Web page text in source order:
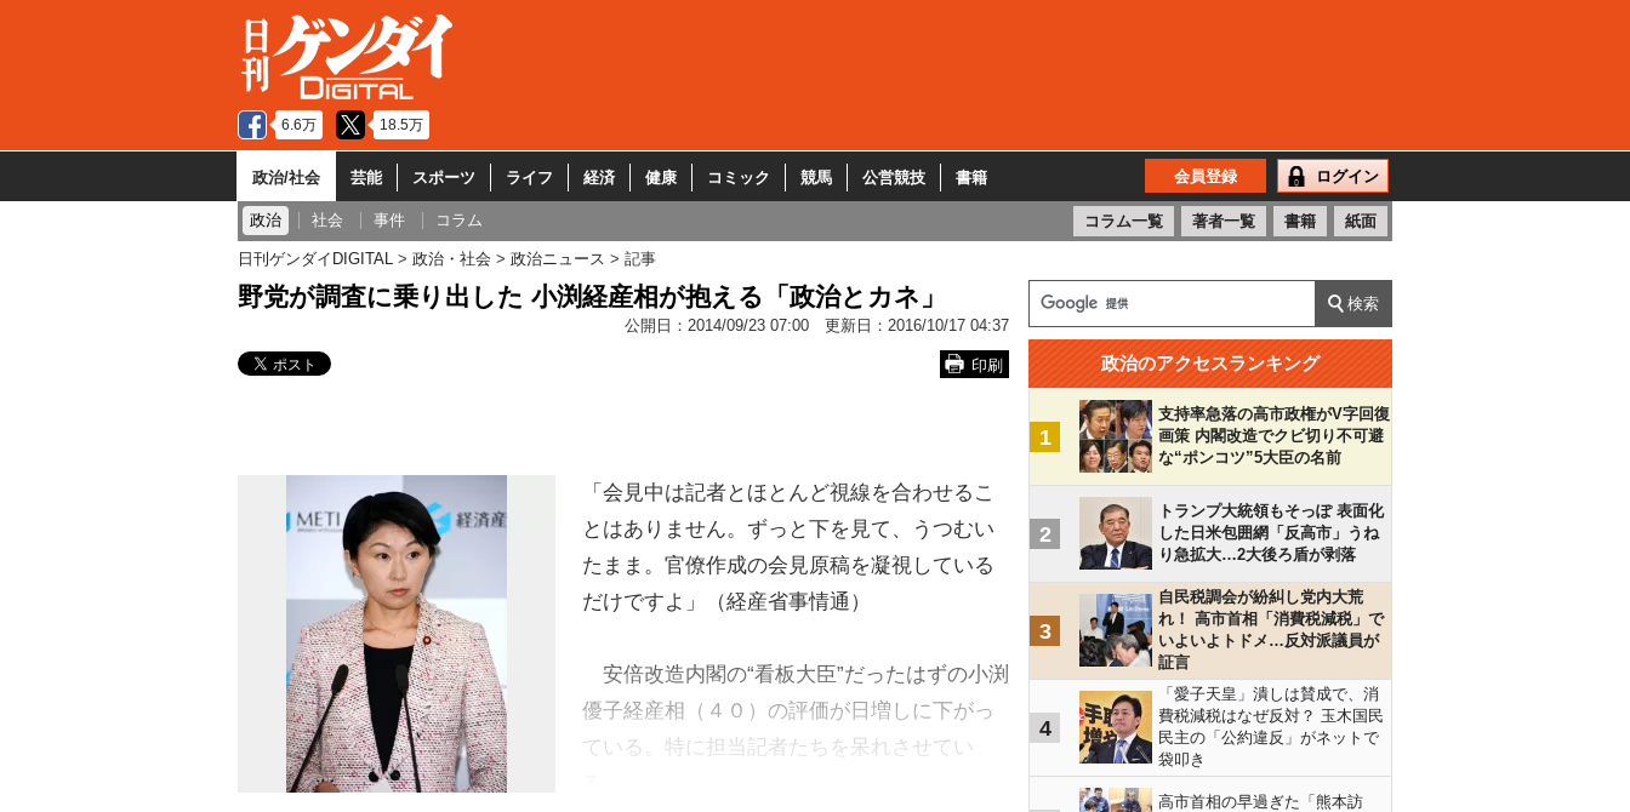
6.6万 18.5万
政治/社会 芸能 スポーツ ライフ 経済 健康 コミック 競馬 公営競技 書籍 会員登録 ログイン
政治 社会 事件 コラム コラム一覧 著者一覧 書籍 紙面
日刊ゲンダイDIGITAL 政治・社会 政治ニュース 記事
野党が調査に乗り出した 小渕経産相が抱える「政治とカネ」
公開日： 2014/09/23 07:00 更新日： 2016/10/17 04:37
印刷
「会見中は記者とほとんど視線を合わせるこ
とはありません。ずっと下を見て、うつむい
たまま。官僚作成の会見原稿を凝視している
だけですよ」（経産省事情通）
安倍改造内閣の“看板大臣”だったはずの小渕
優子経産相（４０）の評価が日増しに下がっ
ている。特に担当記者たちを呆れさせてい
政治のアクセスランキング
1
支持率急落の高市政権がV字回復
画策 内閣改造でクビ切り不可避
な“ポンコツ”5大臣の名前
2
トランプ大統領もそっぽ 表面化
した日米包囲網「反高市」うね
り急拡大…2大後ろ盾が剥落
3
自民税調会が紛糾し党内大荒
れ！ 高市首相「消費税減税」で
いよいよトドメ…反対派議員が
証言
4
「愛子天皇」潰しは賛成で、消
費税減税はなぜ反対？ 玉木国民
民主の「公約違反」がネットで
袋叩き
高市首相の早過ぎた「熊本訪